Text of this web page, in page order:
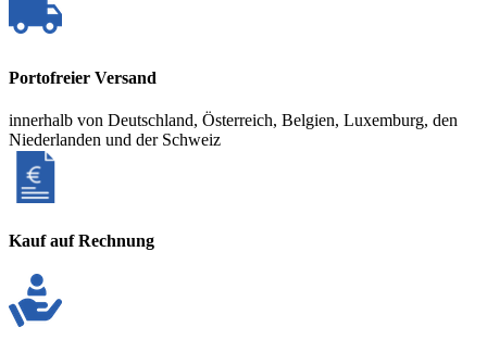
Portofreier Versand
innerhalb von Deutschland, Österreich, Belgien, Luxemburg, den
Niederlanden und der Schweiz
Kauf auf Rechnung